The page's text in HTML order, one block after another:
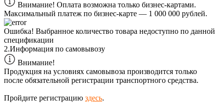
Внимание! Оплата возможна только бизнес-картами.
Максимальный платеж по бизнес-карте — 1 000 000 рублей.
Ошибка! Выбранное количество товара недоступно по данной
спецификации
2.Информация по самовывозу
Внимание!
Продукция на условиях самовывоза производится только
после обязательной регистрации транспортного средства.
Пройдите регистрацию здесь.